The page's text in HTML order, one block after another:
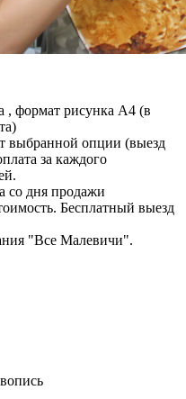
, формат рисунка А4 (в
выбранной опции (выезд
за каждого
со дня продажи
Бесплатный выезд
"Все Малевичи".